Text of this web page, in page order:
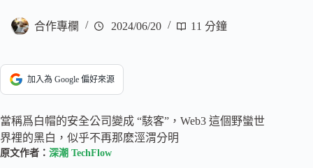
合作專欄 2024/06/20 11 分鐘
加入為 Google 偏好來源
當稱爲白帽的安全公司變成 “駭客”，Web3 這個野蠻世
界裡的黑白，似乎不再那麽涇渭分明
原文作者： 深潮 TechFlow